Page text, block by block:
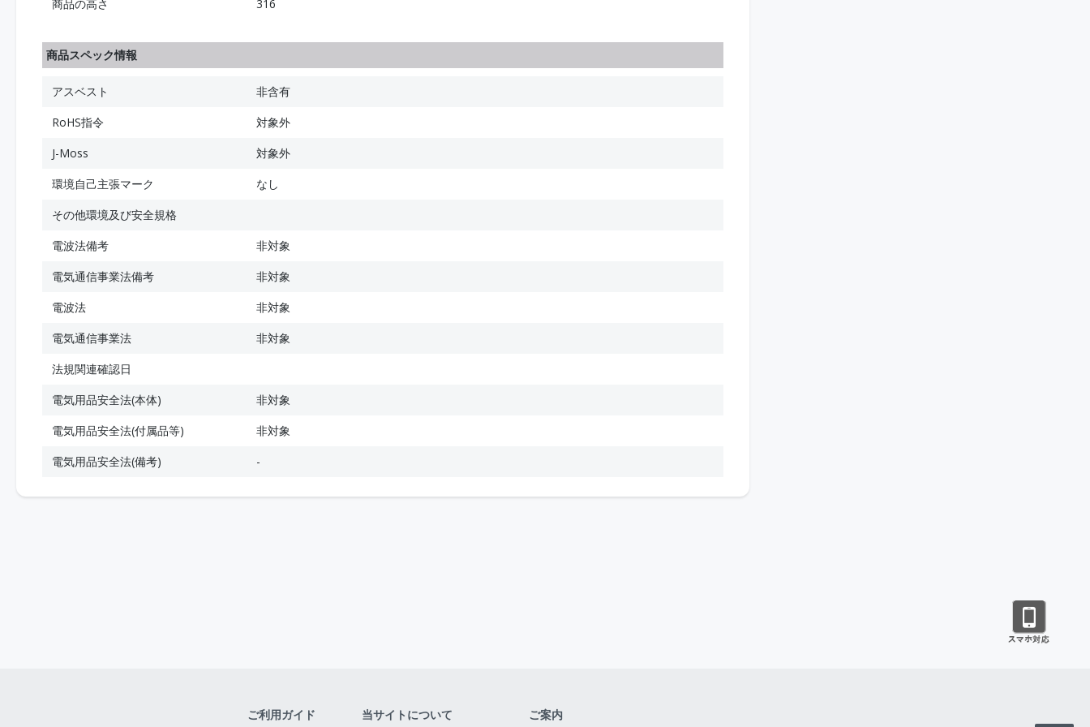
商品の高さ 316
商品スペック情報
アスベスト
非含有
RoHS指令
対象外
J-Moss
対象外
環境自己主張マーク
なし
その他環境及び安全規格
電波法備考
非対象
電気通信事業法備考
非対象
電波法
非対象
電気通信事業法
非対象
法規関連確認日
電気用品安全法(本体)
非対象
電気用品安全法(付属品等)
非対象
電気用品安全法(備考)
-
ご利用ガイド 当サイトについて ご案内